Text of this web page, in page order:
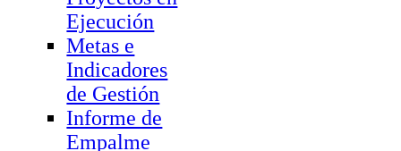
Ejecución
Metas e
Indicadores
de Gestión
Informe de
Empalme